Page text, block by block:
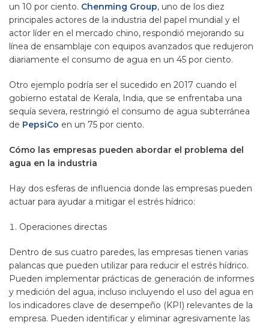
un 10 por ciento. Chenming Group, uno de los diez
principales actores de la industria del papel mundial y el
actor líder en el mercado chino, respondió mejorando su
línea de ensamblaje con equipos avanzados que redujeron
diariamente el consumo de agua en un 45 por ciento.
Otro ejemplo podría ser el sucedido en 2017 cuando el
gobierno estatal de Kerala, India, que se enfrentaba una
sequía severa, restringió el consumo de agua subterránea
de PepsiCo en un 75 por ciento.
Cómo las empresas pueden abordar el problema del
agua en la industria
Hay dos esferas de influencia donde las empresas pueden
actuar para ayudar a mitigar el estrés hídrico:
Operaciones directas
Dentro de sus cuatro paredes, las empresas tienen varias
palancas que pueden utilizar para reducir el estrés hídrico.
Pueden implementar prácticas de generación de informes
y medición del agua, incluso incluyendo el uso del agua en
los indicadores clave de desempeño (KPI) relevantes de la
empresa. Pueden identificar y eliminar agresivamente las